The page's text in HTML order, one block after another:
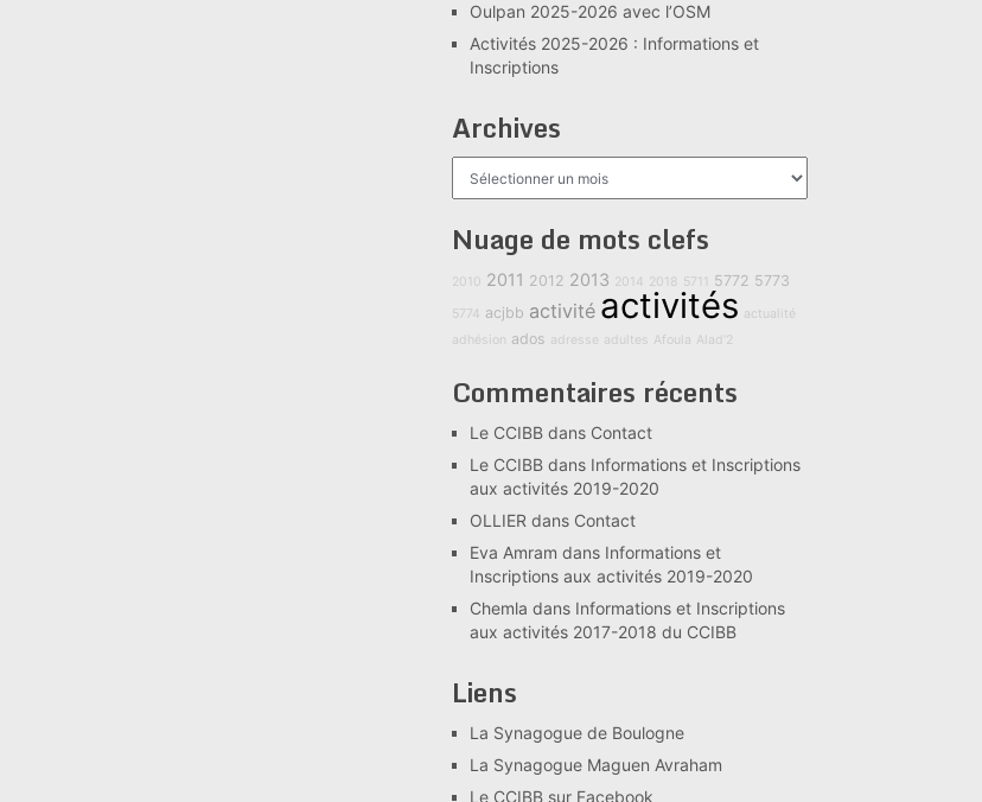
Oulpan 2025-2026 avec l’OSM
Activités 2025-2026 : Informations et
Inscriptions
Archives
Nuage de mots clefs
2010 2011 2012 2013 2014 2018 5711 5772 5773
5774 acjbb activité activités actualité
adhésion ados adresse adultes Afoula Alad'2
Commentaires récents
Le CCIBB dans Contact
Le CCIBB dans Informations et Inscriptions
aux activités 2019-2020
OLLIER dans Contact
Eva Amram dans Informations et
Inscriptions aux activités 2019-2020
Chemla dans Informations et Inscriptions
aux activités 2017-2018 du CCIBB
Liens
La Synagogue de Boulogne
La Synagogue Maguen Avraham
Le CCIBB sur Facebook